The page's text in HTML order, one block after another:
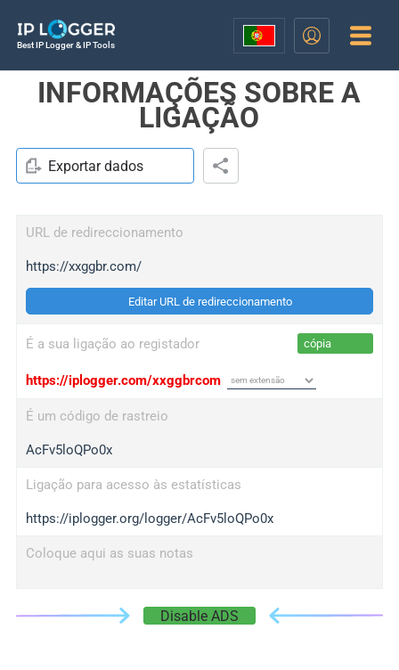
Best IP Logger & IP Tools
INFORMAÇÕES SOBRE A
LIGAÇÃO
Exportar dados
URL de redireccionamento
https://xxggbr.com/
Editar URL de redireccionamento
É a sua ligação ao registador cópia
https://iplogger.com/xxggbrcom
É um código de rastreio
AcFv5loQPo0x
Ligação para acesso às estatísticas
https://iplogger.org/logger/AcFv5loQPo0x
Coloque aqui as suas notas
Disable ADS